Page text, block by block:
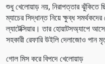
শুধু খেলোয়াড় নয়, নিরাপত্তার ঝুঁকিতে
ম্যাচের সিদ্ধান্ত নিয়ে ক্ষুব্ধ
ল্যাটেক্সিয়ার। তার হোয়াটসঅ্যাপে
সহকারী রেফারি উইলি দেলাজোও পান
গোল মিস করে বিপদে খেলোয়াড়